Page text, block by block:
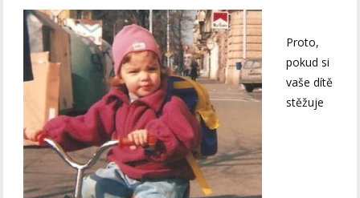
Proto,
pokud si
vaše dítě
stěžuje